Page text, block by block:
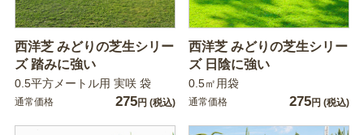
西洋芝 みどりの芝生シリー
ズ 踏みに強い
0.5平方メートル用 実咲 袋
通常価格 275円 (税込)
西洋芝 みどりの芝生シリー
ズ 日陰に強い
0.5㎡用袋
通常価格 275円 (税込)